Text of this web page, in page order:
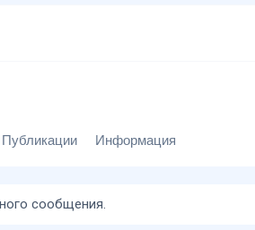
Публикации Информация
сообщения.